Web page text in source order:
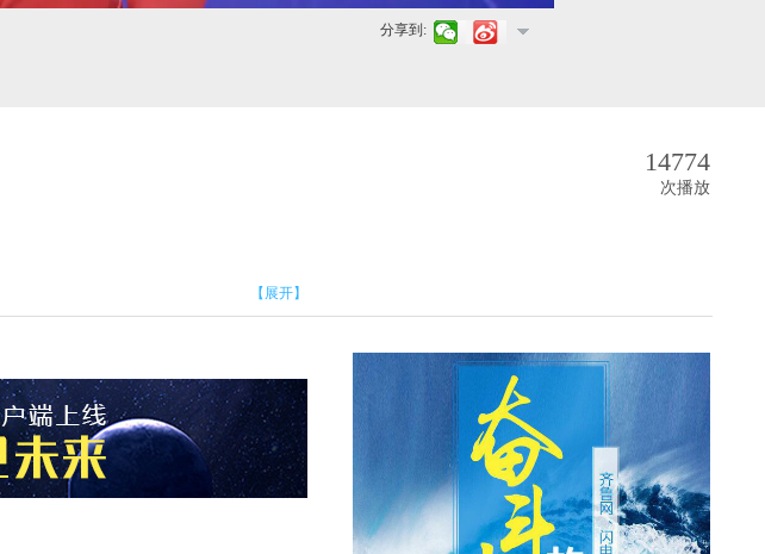
分享到:
【展开】
14774
次播放